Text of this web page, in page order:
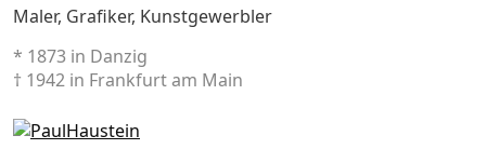
Maler, Grafiker, Kunstgewerbler
* 1873 in Danzig
† 1942 in Frankfurt am Main